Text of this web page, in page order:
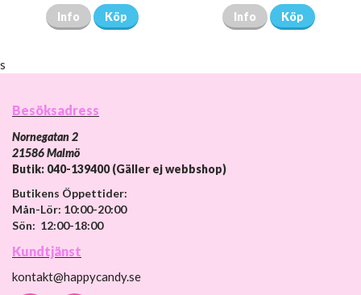
Info Köp Info Köp
s
Besöksadress
Nornegatan 2
21586 Malmö
Butik: 040-139400 (Gäller ej webbshop)
Butikens Öppettider:
Mån-Lör: 10:00-20:00
Sön: 12:00-18:00
Kundtjänst
kontakt@happycandy.se